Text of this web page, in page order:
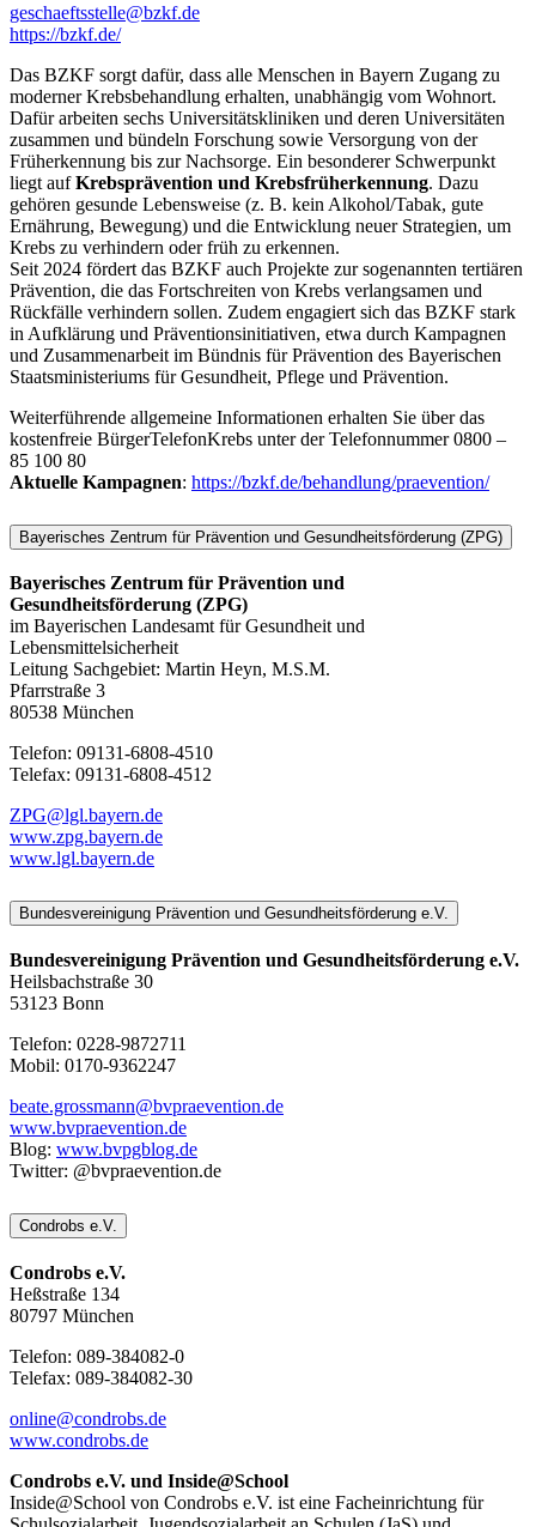
geschaeftsstelle@bzkf.de
https://bzkf.de/
Das BZKF sorgt dafür, dass alle Menschen in Bayern Zugang zu
moderner Krebsbehandlung erhalten, unabhängig vom Wohnort.
Dafür arbeiten sechs Universitätskliniken und deren Universitäten
zusammen und bündeln Forschung sowie Versorgung von der
Früherkennung bis zur Nachsorge. Ein besonderer Schwerpunkt
liegt aufKrebsprävention und Krebsfrüherkennung. Dazu
gehören gesunde Lebensweise (z. B. kein Alkohol/Tabak, gute
Ernährung, Bewegung) und die Entwicklung neuer Strategien, um
Krebs zu verhindern oder früh zu erkennen.
Seit 2024 fördert das BZKF auch Projekte zur sogenannten tertiären
Prävention, die das Fortschreiten von Krebs verlangsamen und
Rückfälle verhindern sollen. Zudem engagiert sich das BZKF stark
in Aufklärung und Präventionsinitiativen, etwa durch Kampagnen
und Zusammenarbeit im Bündnis für Prävention des Bayerischen
Staatsministeriums für Gesundheit, Pflege und Prävention.
Weiterführende allgemeine Informationen erhalten Sie über das
kostenfreie BürgerTelefonKrebs unter der Telefonnummer 0800 –
85 100 80
Aktuelle Kampagnen: https://bzkf.de/behandlung/praevention/
Bayerisches Zentrum für Prävention und Gesundheitsförderung (ZPG)
Bayerisches Zentrum für Prävention und
Gesundheitsförderung (ZPG)
im Bayerischen Landesamt für Gesundheit und
Lebensmittelsicherheit
Leitung Sachgebiet: Martin Heyn, M.S.M.
Pfarrstraße 3
80538 München
Telefon: 09131-6808-4510
Telefax: 09131-6808-4512
ZPG@lgl.bayern.de
www.zpg.bayern.de
www.lgl.bayern.de
Bundesvereinigung Prävention und Gesundheitsförderung e.V.
Bundesvereinigung Prävention und Gesundheitsförderung e.V.
Heilsbachstraße 30
53123 Bonn
Telefon: 0228-9872711
Mobil: 0170-9362247
beate.grossmann@bvpraevention.de
www.bvpraevention.de
Blog: www.bvpgblog.de
Twitter: @bvpraevention.de
Condrobs e.V.
Condrobs e.V.
Heßstraße 134
80797 München
Telefon: 089-384082-0
Telefax: 089-384082-30
online@condrobs.de
www.condrobs.de
Condrobs e.V. und Inside@School
Inside@School von Condrobs e.V. ist eine Facheinrichtung für